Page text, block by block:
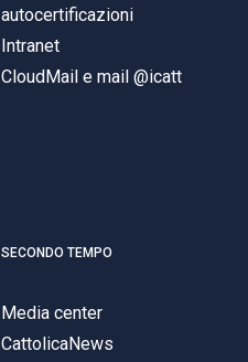
autocertificazioni
Intranet
CloudMail e mail @icatt
SECONDO TEMPO
Media center
CattolicaNews